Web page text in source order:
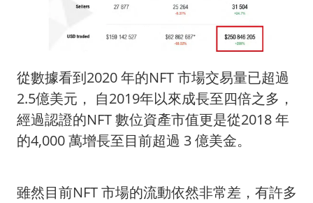
從數據看到2020 年的NFT 市場交易量已超過
2.5億美元， 自2019年以來成長至四倍之多，
經過認證的NFT 數位資產市值更是從2018 年
的4,000 萬增長至目前超過 3 億美金。
雖然目前NFT 市場的流動依然非常差，有許多